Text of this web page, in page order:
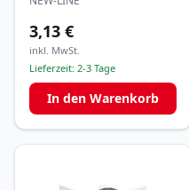
3,13 €
inkl. MwSt.
Lieferzeit: 2-3 Tage
In den Warenkorb